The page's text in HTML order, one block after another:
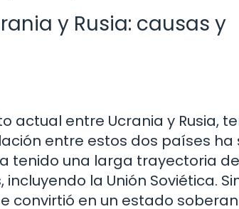
y Rusia: causas y
actual entre Ucrania y Rusia,
entre estos dos países ha
tenido una larga trayectoria
la Unión Soviética.
convirtió en un estado